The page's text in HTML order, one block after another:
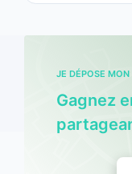
JE DÉPOSE
Gagnez